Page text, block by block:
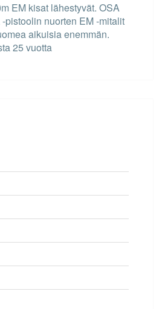
EM kisat lähestyvät. OSA
pistoolin nuorten EM -mitalit
aikuisia enemmän.
25 vuotta